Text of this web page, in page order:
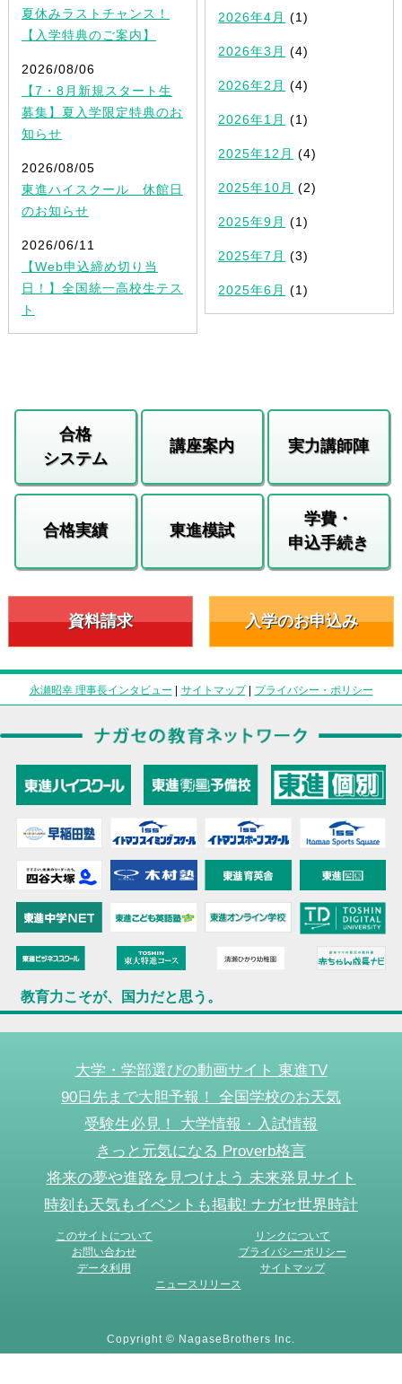
夏休みラストチャンス！
【入学特典のご案内】
2026/08/06
【7・8月新規スタート生
募集】夏入学限定特典のお
知らせ
2026/08/05
東進ハイスクール 休館日
のお知らせ
2026/06/11
【Web申込締め切り当
日！】全国統一高校生テス
ト
2026年4月 (1)
2026年3月 (4)
2026年2月 (4)
2026年1月 (1)
2025年12月 (4)
2025年10月 (2)
2025年9月 (1)
2025年7月 (3)
2025年6月 (1)
合格
システム
講座案内 実力講師陣
合格実績 東進模試
学費・
申込手続き
資料請求 入学のお申込み
永瀬昭幸 理事長インタビュー | サイトマップ| プライバシー・ポリシー
教育力こそが、国力だと思う。
大学・学部選びの動画サイト 東進TV
90日先まで大胆予報！ 全国学校のお天気
受験生必見！ 大学情報・入試情報
きっと元気になる Proverb格言
将来の夢や進路を見つけよう 未来発見サイト
時刻も天気もイベントも掲載! ナガセ世界時計
このサイトについて
リンクについて
お問い合わせ
プライバシーポリシー
データ利用
サイトマップ
ニュースリリース
Copyright © NagaseBrothers Inc.